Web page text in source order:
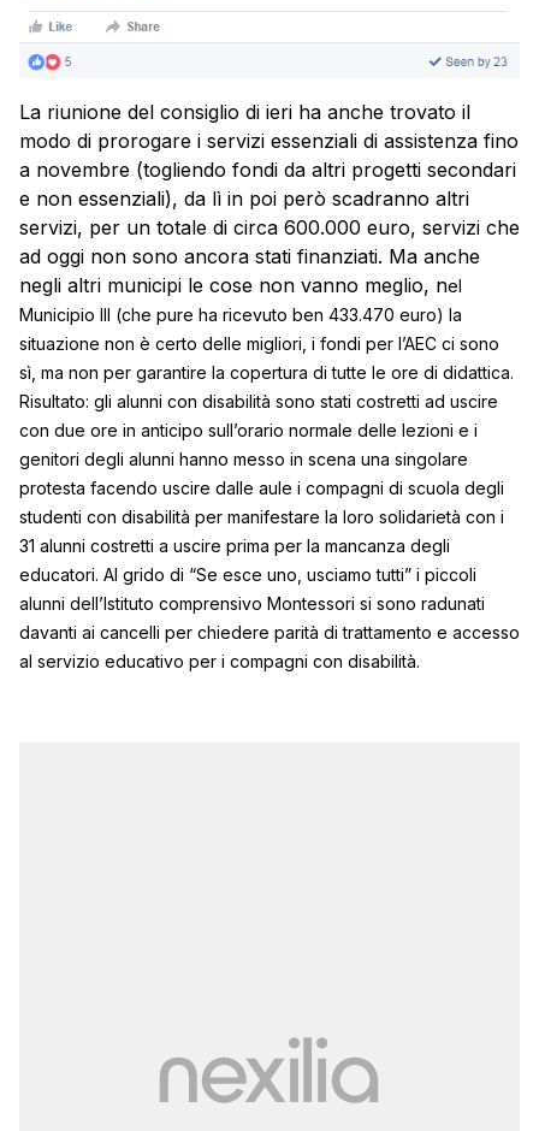
La riunione del consiglio di ieri ha anche trovato il
modo di prorogare i servizi essenziali di assistenza fino
a novembre (togliendo fondi da altri progetti secondari
e non essenziali), da lì in poi però scadranno altri
servizi, per un totale di circa 600.000 euro, servizi che
ad oggi non sono ancora stati finanziati. Ma anche
negli altri municipi le cose non vanno meglio, nel
Municipio III (che pure ha ricevuto ben 433.470 euro) la
situazione non è certo delle migliori, i fondi per l’AEC ci sono
sì, ma non per garantire la copertura di tutte le ore di didattica.
Risultato: gli alunni con disabilità sono stati costretti ad uscire
con due ore in anticipo sull’orario normale delle lezioni e i
genitori degli alunni hanno messo in scena una singolare
protesta facendo uscire dalle aule i compagni di scuola degli
studenti con disabilità per manifestare la loro solidarietà con i
31 alunni costretti a uscire prima per la mancanza degli
educatori. Al grido di “Se esce uno, usciamo tutti” i piccoli
alunni dell’Istituto comprensivo Montessori si sono radunati
davanti ai cancelli per chiedere parità di trattamento e accesso
al servizio educativo per i compagni con disabilità.